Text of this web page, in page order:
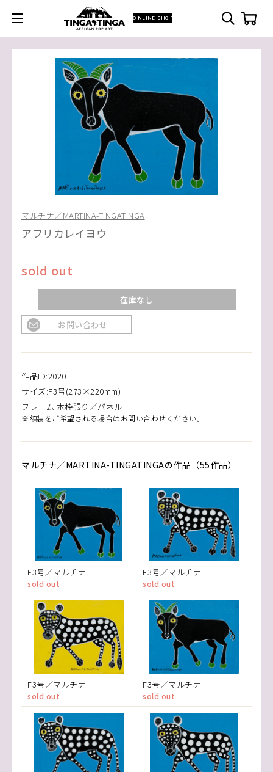
ONLINE SHOP
マルチナ／MARTINA-TINGATINGA
アフリカレイヨウ
sold out
在庫なし
お問い合わせ
作品ID:2020
サイズ:F3号(273×220mm)
フレーム:木枠張り／パネル
※額装をご希望される場合はお問い合わせください。
マルチナ／MARTINA-TINGATINGAの作品（55作品）
F3号／マルチナ
sold out
F3号／マルチナ
sold out
F3号／マルチナ
sold out
F3号／マルチナ
sold out